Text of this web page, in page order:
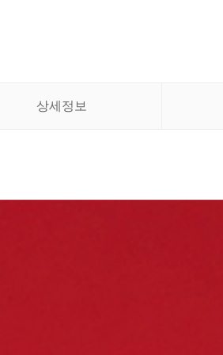
상세정보